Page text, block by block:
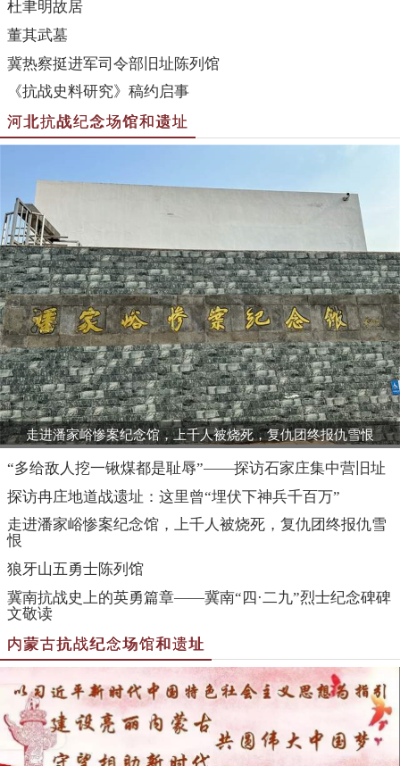
杜聿明故居
董其武墓
冀热察挺进军司令部旧址陈列馆
《抗战史料研究》稿约启事
河北抗战纪念场馆和遗址
走进潘家峪惨案纪念馆，上千人被烧死，复仇团终报仇雪恨
“多给敌人挖一锹煤都是耻辱”——探访石家庄集中营旧址
探访冉庄地道战遗址：这里曾“埋伏下神兵千百万”
走进潘家峪惨案纪念馆，上千人被烧死，复仇团终报仇雪
恨
狼牙山五勇士陈列馆
冀南抗战史上的英勇篇章——冀南“四·二九”烈士纪念碑碑
文敬读
内蒙古抗战纪念场馆和遗址